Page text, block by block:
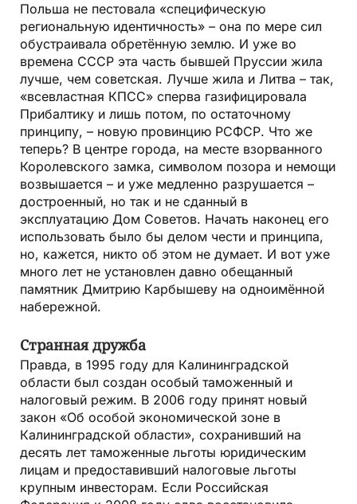
Польша не пестовала «специфическую
региональную идентичность» – она по мере сил
обустраивала обретённую землю. И уже во
времена СССР эта часть бывшей Пруссии жила
лучше, чем советская. Лучше жила и Литва – так,
«всевластная КПСС» сперва газифицировала
Прибалтику и лишь потом, по остаточному
принципу, – новую провинцию РСФСР. Что же
теперь? В центре города, на месте взорванного
Королевского замка, символом позора и немощи
возвышается – и уже медленно разрушается –
достроенный, но так и не сданный в
эксплуатацию Дом Советов. Начать наконец его
использовать было бы делом чести и принципа,
но, кажется, никто об этом не думает. И вот уже
много лет не установлен давно обещанный
памятник Дмитрию Карбышеву на одноимённой
набережной.
Странная дружба
Правда, в 1995 году для Калининградской
области был создан особый таможенный и
налоговый режим. В 2006 году принят новый
закон «Об особой экономической зоне в
Калининградской области», сохранивший на
десять лет таможенные льготы юридическим
лицам и предоставивший налоговые льготы
крупным инвесторам. Если Российская